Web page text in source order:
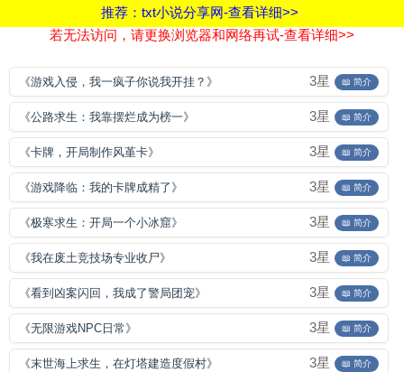
推荐：txt小说分享网-查看详细>>
若无法访问，请更换浏览器和网络再试-查看详细>>
《游戏入侵，我一疯子你说我开挂？》 3星 📖 简介
《公路求生：我靠摆烂成为榜一》 3星 📖 简介
《卡牌，开局制作风堇卡》 3星 📖 简介
《游戏降临：我的卡牌成精了》 3星 📖 简介
《极寒求生：开局一个小冰窟》 3星 📖 简介
《我在废土竞技场专业收尸》 3星 📖 简介
《看到凶案闪回，我成了警局团宠》 3星 📖 简介
《无限游戏NPC日常》 3星 📖 简介
《末世海上求生，在灯塔建造度假村》 3星 📖 简介